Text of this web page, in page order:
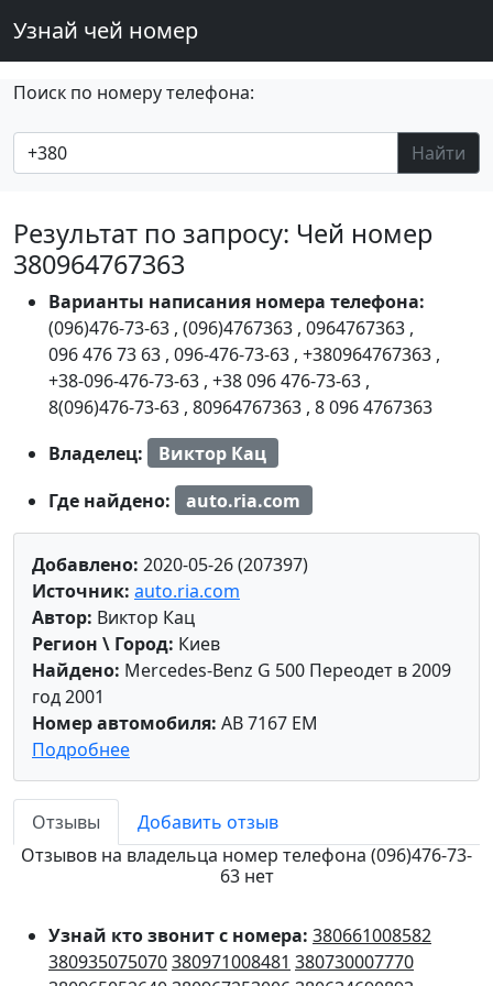
Узнай чей номер
Поиск по номеру телефона:
Найти
Результат по запросу: Чей номер
380964767363
Варианты написания номера телефона:
(096)476-73-63 , (096)4767363 , 0964767363 ,
096 476 73 63 , 096-476-73-63 , +380964767363 ,
+38-096-476-73-63 , +38 096 476-73-63 ,
8(096)476-73-63 , 80964767363 , 8 096 4767363
Владелец:
Виктор Кац
Где найдено:
auto.ria.com
Добавлено: 2020-05-26 (207397)
Источник: auto.ria.com
Автор: Виктор Кац
Регион \ Город: Киев
Найдено: Mercedes-Benz G 500 Переодет в 2009
год 2001
Номер автомобиля: AB 7167 EM
Подробнее
Отзывы
Добавить отзыв
Отзывов на владельца номер телефона (096)476-73-
63 нет
Узнай кто звонит с номера: 380661008582
380935075070380971008481 380730007770